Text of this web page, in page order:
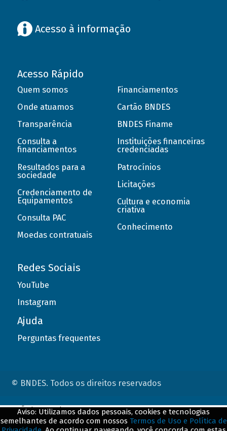
Acesso à informação
Acesso Rápido
Quem somos
Onde atuamos
Transparência
Consulta a
financiamentos
Resultados para a
sociedade
Credenciamento de
Equipamentos
Consulta PAC
Moedas contratuais
Financiamentos
Cartão BNDES
BNDES Finame
Instituições financeiras
credenciadas
Patrocínios
Licitações
Cultura e economia
criativa
Conhecimento
Redes Sociais
YouTube
Instagram
Ajuda
Perguntas frequentes
© BNDES. Todos os direitos reservados
Aviso: Utilizamos dados pessoais, cookies e tecnologias
semelhantes de acordo com nossos Termos de Uso e Política de
ConteÃºdo complementar
${title}${badge}